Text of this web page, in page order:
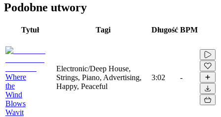
Podobne utwory
Tytuł Tagi Długość BPM
Where
the
Wind
Blows
Wavit
Electronic/Deep House,
Strings, Piano, Advertising,
Happy, Peaceful
3:02 -